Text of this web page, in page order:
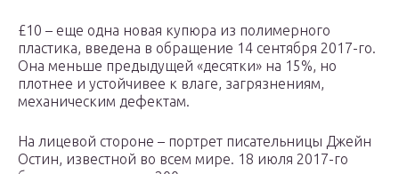
£10 – еще одна новая купюра из полимерного
пластика, введена в обращение 14 сентября 2017-го.
Она меньше предыдущей «десятки» на 15%, но
плотнее и устойчивее к влаге, загрязнениям,
механическим дефектам.
На лицевой стороне – портрет писательницы Джейн
Остин, известной во всем мире. 18 июля 2017-го